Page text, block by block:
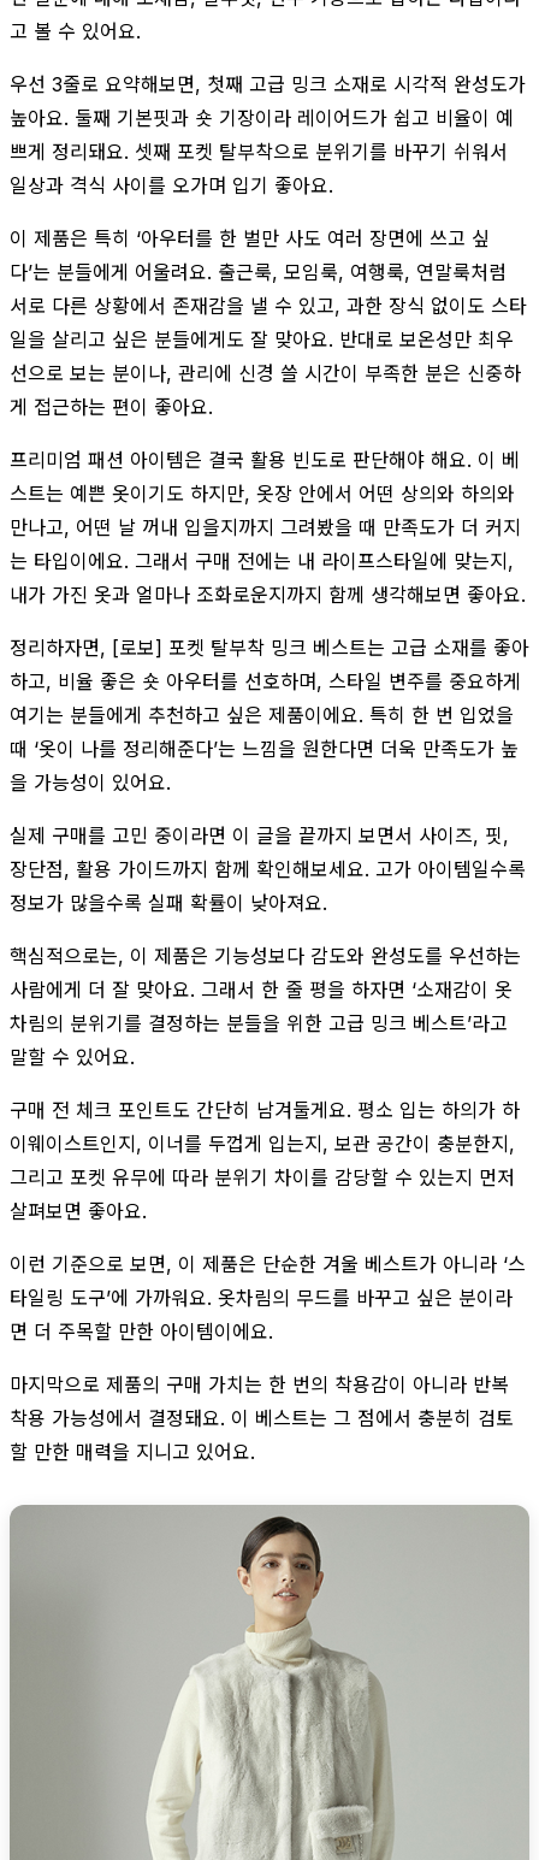
고 볼 수 있어요.
우선 3줄로 요약해보면, 첫째 고급 밍크 소재로 시각적 완성도가
높아요. 둘째 기본핏과 숏 기장이라 레이어드가 쉽고 비율이 예
쁘게 정리돼요. 셋째 포켓 탈부착으로 분위기를 바꾸기 쉬워서
일상과 격식 사이를 오가며 입기 좋아요.
이 제품은 특히 ‘아우터를 한 벌만 사도 여러 장면에 쓰고 싶
다’는 분들에게 어울려요. 출근룩, 모임룩, 여행룩, 연말룩처럼
서로 다른 상황에서 존재감을 낼 수 있고, 과한 장식 없이도 스타
일을 살리고 싶은 분들에게도 잘 맞아요. 반대로 보온성만 최우
선으로 보는 분이나, 관리에 신경 쓸 시간이 부족한 분은 신중하
게 접근하는 편이 좋아요.
프리미엄 패션 아이템은 결국 활용 빈도로 판단해야 해요. 이 베
스트는 예쁜 옷이기도 하지만, 옷장 안에서 어떤 상의와 하의와
만나고, 어떤 날 꺼내 입을지까지 그려봤을 때 만족도가 더 커지
는 타입이에요. 그래서 구매 전에는 내 라이프스타일에 맞는지,
내가 가진 옷과 얼마나 조화로운지까지 함께 생각해보면 좋아요.
정리하자면, [로보] 포켓 탈부착 밍크 베스트는 고급 소재를 좋아
하고, 비율 좋은 숏 아우터를 선호하며, 스타일 변주를 중요하게
여기는 분들에게 추천하고 싶은 제품이에요. 특히 한 번 입었을
때 ‘옷이 나를 정리해준다’는 느낌을 원한다면 더욱 만족도가 높
을 가능성이 있어요.
실제 구매를 고민 중이라면 이 글을 끝까지 보면서 사이즈, 핏,
장단점, 활용 가이드까지 함께 확인해보세요. 고가 아이템일수록
정보가 많을수록 실패 확률이 낮아져요.
핵심적으로는, 이 제품은 기능성보다 감도와 완성도를 우선하는
사람에게 더 잘 맞아요. 그래서 한 줄 평을 하자면 ‘소재감이 옷
차림의 분위기를 결정하는 분들을 위한 고급 밍크 베스트’라고
말할 수 있어요.
구매 전 체크 포인트도 간단히 남겨둘게요. 평소 입는 하의가 하
이웨이스트인지, 이너를 두껍게 입는지, 보관 공간이 충분한지,
그리고 포켓 유무에 따라 분위기 차이를 감당할 수 있는지 먼저
살펴보면 좋아요.
이런 기준으로 보면, 이 제품은 단순한 겨울 베스트가 아니라 ‘스
타일링 도구’에 가까워요. 옷차림의 무드를 바꾸고 싶은 분이라
면 더 주목할 만한 아이템이에요.
마지막으로 제품의 구매 가치는 한 번의 착용감이 아니라 반복
착용 가능성에서 결정돼요. 이 베스트는 그 점에서 충분히 검토
할 만한 매력을 지니고 있어요.